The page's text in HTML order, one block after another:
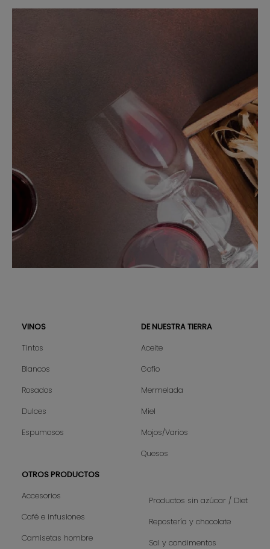
Sitemap
VINOS
Tintos
Blancos
Rosados
Dulces
Espumosos
DE NUESTRA TIERRA
Aceite
Gofio
Mermelada
Miel
Mojos/Varios
Quesos
OTROS PRODUCTOS
Accesorios
Café e infusiones
Camisetas hombre
Productos sin azúcar / Diet
Repostería y chocolate
Sal y condimentos